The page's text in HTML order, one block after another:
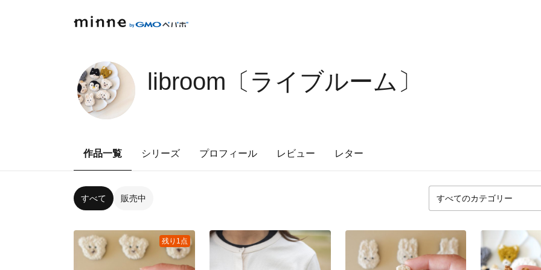
libroom〔ライブルーム〕
作品一覧 シリーズ プロフィール レビュー レター
すべて 販売中
残り1点